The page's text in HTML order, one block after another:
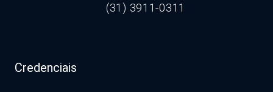
(31) 3911-0311
Credenciais